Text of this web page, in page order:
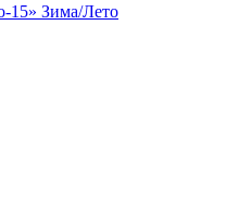
15» Зима/Лето